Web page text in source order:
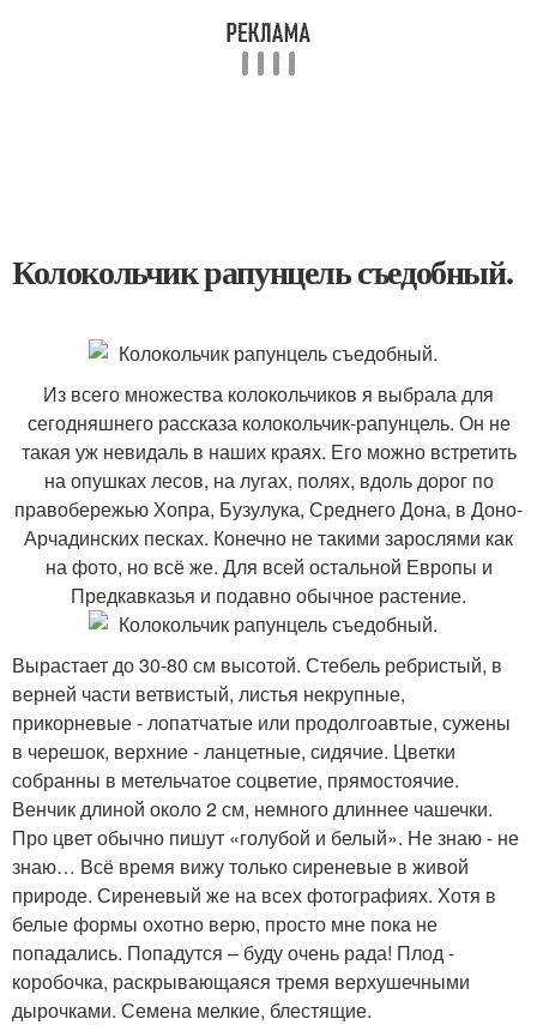
Колокольчик рапунцель съедобный.
Из всего множества колокольчиков я выбрала для
сегодняшнего рассказа колокольчик-рапунцель. Он не
такая уж невидаль в наших краях. Его можно встретить
на опушках лесов, на лугах, полях, вдоль дорог по
правобережью Хопра, Бузулука, Среднего Дона, в Доно-
Арчадинских песках. Конечно не такими зарослями как
на фото, но всё же. Для всей остальной Европы и
Предкавказья и подавно обычное растение.
Вырастает до 30-80 см высотой. Стебель ребристый, в
верней части ветвистый, листья некрупные,
прикорневые - лопатчатые или продолгоавтые, сужены
в черешок, верхние - ланцетные, сидячие. Цветки
собранны в метельчатое соцветие, прямостоячие.
Венчик длиной около 2 см, немного длиннее чашечки.
Про цвет обычно пишут «голубой и белый». Не знаю - не
знаю… Всё время вижу только сиреневые в живой
природе. Сиреневый же на всех фотографиях. Хотя в
белые формы охотно верю, просто мне пока не
попадались. Попадутся – буду очень рада! Плод -
коробочка, раскрывающаяся тремя верхушечными
дырочками. Семена мелкие, блестящие.